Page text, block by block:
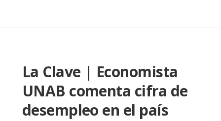
La Clave | Economista
UNAB comenta cifra de
desempleo en el país